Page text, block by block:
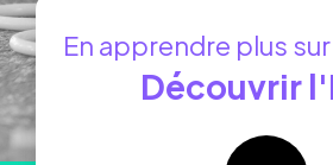
En apprendre plus
Découvrir